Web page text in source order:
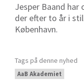
Jesper Baand
der efter to år i
København.
Tags på denne nyhed
AaB Akademiet